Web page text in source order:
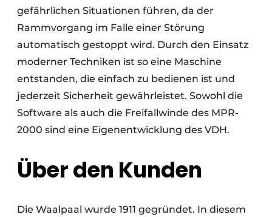
gefährlichen Situationen führen, da der
Rammvorgang im Falle einer Störung
automatisch gestoppt wird. Durch den Einsatz
moderner Techniken ist so eine Maschine
entstanden, die einfach zu bedienen ist und
jederzeit Sicherheit gewährleistet. Sowohl die
Software als auch die Freifallwinde des MPR-
2000 sind eine Eigenentwicklung des VDH.
Über den Kunden
Die Waalpaal wurde 1911 gegründet. In diesem